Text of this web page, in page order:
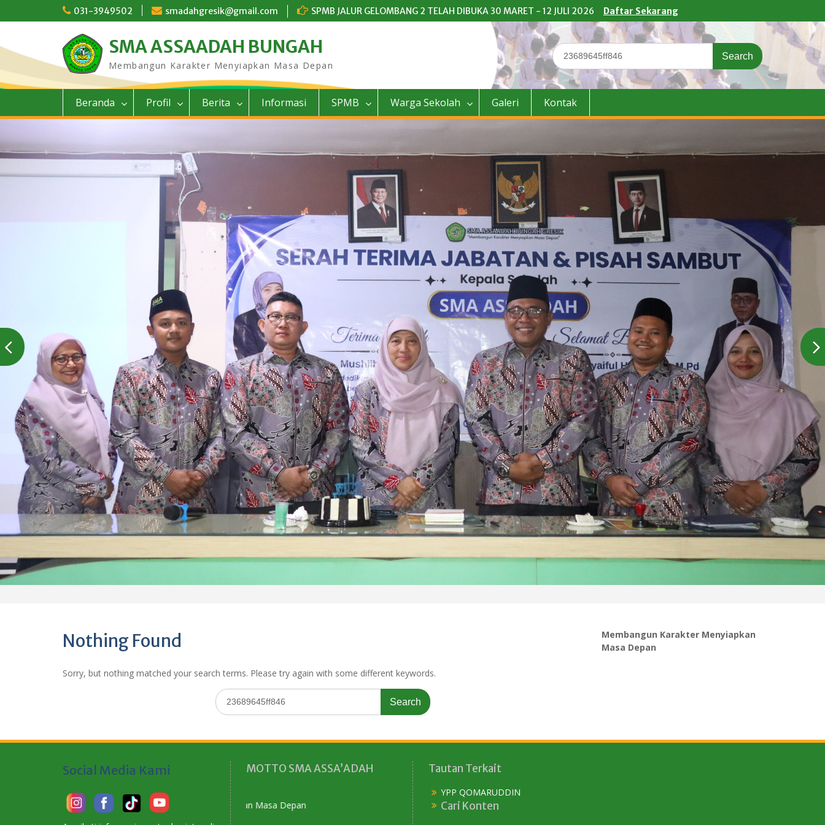
to
031-3949502 smadahgresik@gmail.com SPMB JALUR GELOMBANG 2 TELAH DIBUKA 30 MARET - 12 JULI 2026 Daftar Sekarang
SMA ASSAADAH BUNGAH
Membangun Karakter Menyiapkan Masa Depan
Search
for:
Beranda Profil Berita Informasi SPMB Warga Sekolah Galeri Kontak
Nothing Found
Sorry, but nothing matched your search terms. Please try again with some different keywords.
Search
for:
Membangun Karakter Menyiapkan
Masa Depan
Social Media Kami MOTTO SMA ASSA’ADAH
Membangun Karakter Menyiapkan Masa Depan
Tautan Terkait
YPP QOMARUDDIN
Cari Konten